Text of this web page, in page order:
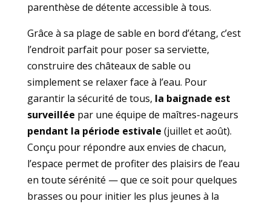
parenthèse de détente accessible à tous.
Grâce à sa plage de sable en bord d’étang, c’est
l’endroit parfait pour poser sa serviette,
construire des châteaux de sable ou
simplement se relaxer face à l’eau. Pour
garantir la sécurité de tous, la baignade est
surveillée par une équipe de maîtres-nageurs
pendant la période estivale (juillet et août).
Conçu pour répondre aux envies de chacun,
l’espace permet de profiter des plaisirs de l’eau
en toute sérénité — que ce soit pour quelques
brasses ou pour initier les plus jeunes à la